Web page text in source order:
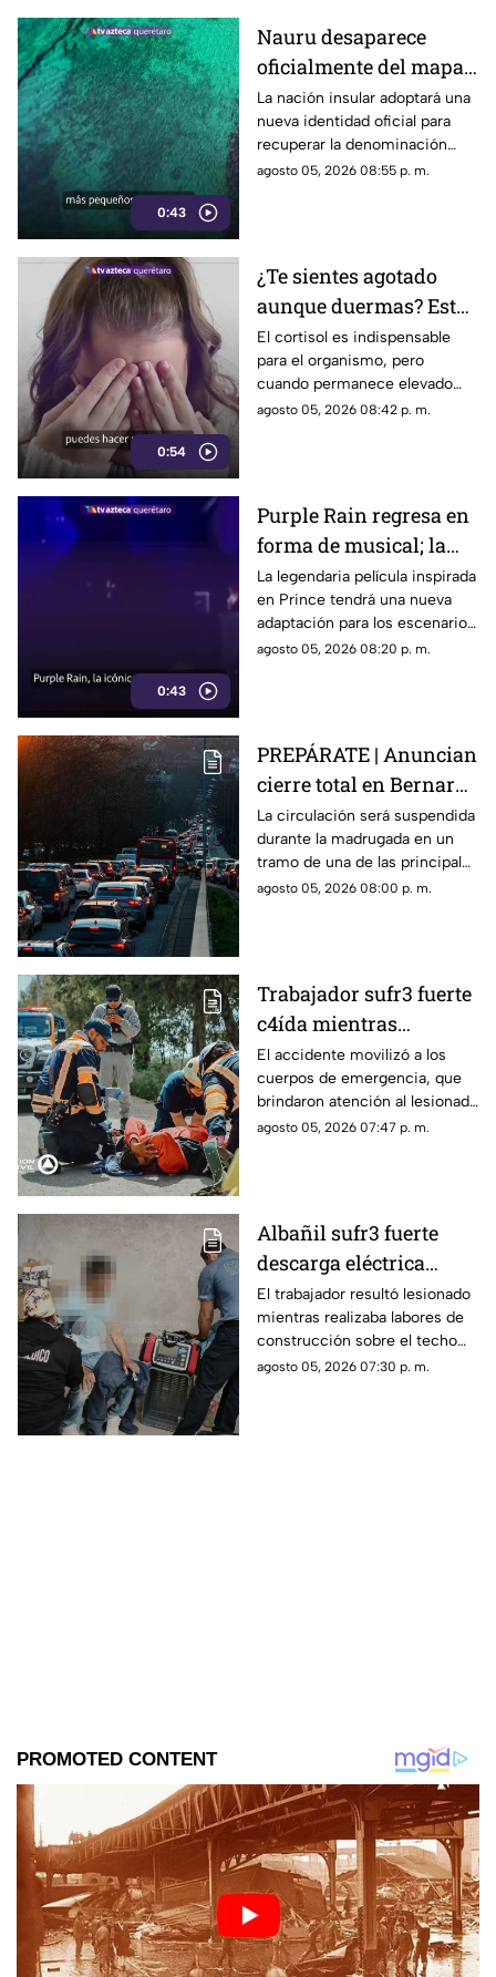
0:43
Nauru desaparece
oficialmente del mapa:
el pequeño país cambia
de nombre
La nación insular adoptará una
nueva identidad oficial para
recuperar la denominación
utilizada por sus propios
agosto 05, 2026 08:55 p. m.
0:54
¿Te sientes agotado
aunque duermas? Estos
hábitos pueden ayudar
a regular el cortisol
El cortisol es indispensable
para el organismo, pero
cuando permanece elevado
por largos periodos puede
agosto 05, 2026 08:42 p. m.
0:43
Purple Rain regresa en
forma de musical; la
historia de Prince
llegará renovada
La legendaria película inspirada
en Prince tendrá una nueva
adaptación para los escenarios
con un enfoque distinto al de
agosto 05, 2026 08:20 p. m.
PREPÁRATE | Anuncian
cierre total en Bernardo
Quintana; este será el
horario
La circulación será suspendida
durante la madrugada en un
tramo de una de las principales
vialidades de Querétaro.
agosto 05, 2026 08:00 p. m.
Trabajador sufr3 fuerte
c4ída mientras
trabajaba en Guadalupe
La Venta
El accidente movilizó a los
cuerpos de emergencia, que
brindaron atención al lesionado
antes de trasladarlo a un
agosto 05, 2026 07:47 p. m.
Albañil sufr3 fuerte
descarga eléctrica
mientras trabajaba en
una azotea de San José
Buenavista
El trabajador resultó lesionado
mientras realizaba labores de
construcción sobre el techo
de una vivienda y tuvo que
agosto 05, 2026 07:30 p. m.